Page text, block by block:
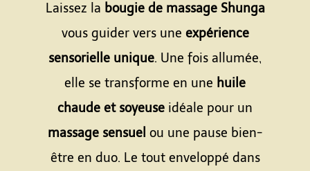
Laissez la bougie de massage Shunga
vous guider vers une expérience
sensorielle unique. Une fois allumée,
elle se transforme en une huile
chaude et soyeuse idéale pour un
massage sensuel ou une pause bien-
être en duo. Le tout enveloppé dans